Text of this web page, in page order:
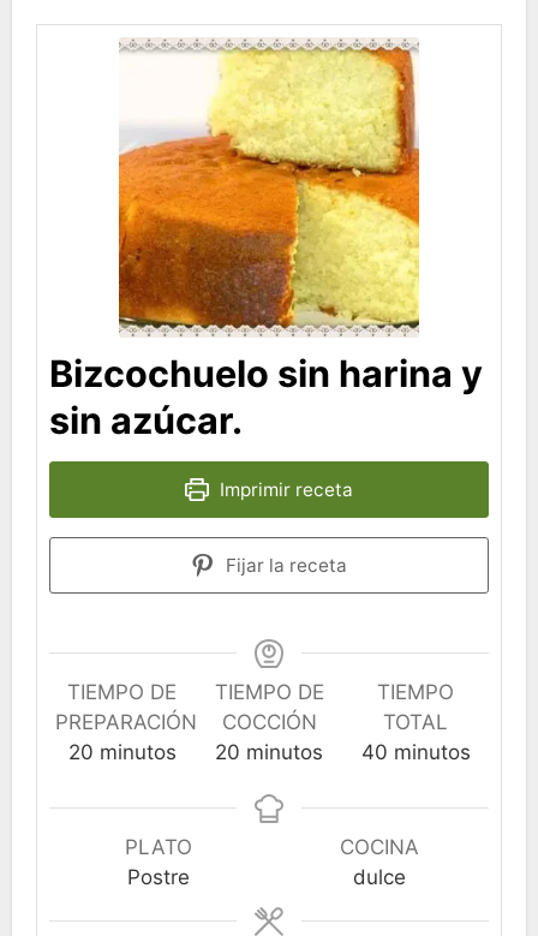
Bizcochuelo sin harina y
sin azúcar.
Imprimir receta
Fijar la receta
TIEMPO DE
PREPARACIÓN
20minutos
minutos
TIEMPO DE
COCCIÓN
20 minutos
minutos
TIEMPO
TOTAL
40minutos
minutos
PLATO
Postre
COCINA
dulce